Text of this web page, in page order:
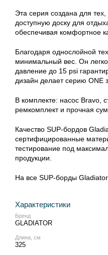
Эта серия создана для
доступную доску для
обеспечивая комфортное
Благодаря однослойной
минимальный вес. Он
давление до 15 psi
дизайн делает серию ONE
В комплекте: насос Bravo,
ремкомплект и прочная
Качество SUP-бордов
сертифицированные
тестирование под
продукции.
На все SUP-борды
Характеристики
Бренд
GLADIATOR
Длина, см
325